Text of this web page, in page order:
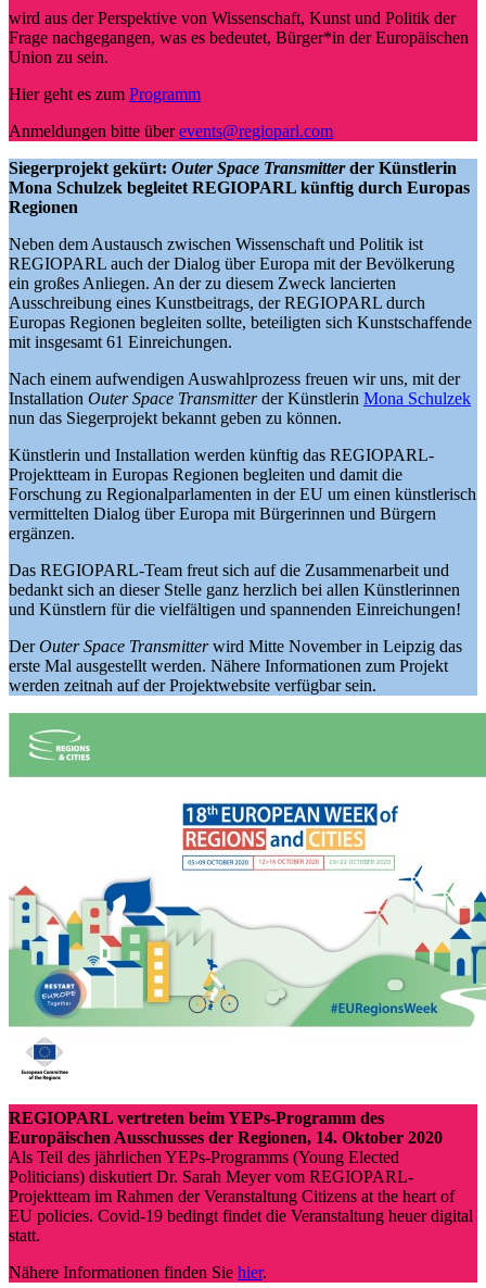
wird aus der Perspektive von Wissenschaft, Kunst und Politik der
Frage nachgegangen, was es bedeutet, Bürger*in der Europäischen
Union zu sein.
Hier geht es zum Programm
Anmeldungen bitte überevents@regioparl.com
Siegerprojekt gekürt: Outer Space Transmitterder Künstlerin
Mona Schulzek begleitet REGIOPARL künftig durch Europas
Regionen
Neben dem Austausch zwischen Wissenschaft und Politik ist
REGIOPARL auch der Dialog über Europa mit der Bevölkerung
ein großes Anliegen. An der zu diesem Zweck lancierten
Ausschreibung eines Kunstbeitrags, der REGIOPARL durch
Europas Regionen begleiten sollte, beteiligten sich Kunstschaffende
mit insgesamt 61 Einreichungen.
Nach einem aufwendigen Auswahlprozess freuen wir uns, mit der
Installation Outer Space Transmitterder Künstlerin Mona Schulzek
nun das Siegerprojekt bekannt geben zu können.
Künstlerin und Installation werden künftig das REGIOPARL-
Projektteam in Europas Regionen begleiten und damit die
Forschung zu Regionalparlamenten in der EU um einen künstlerisch
vermittelten Dialog über Europa mit Bürgerinnen und Bürgern
ergänzen.
Das REGIOPARL-Team freut sich auf die Zusammenarbeit und
bedankt sich an dieser Stelle ganz herzlich bei allen Künstlerinnen
und Künstlern für die vielfältigen und spannenden Einreichungen!
DerOuter Space Transmitterwird Mitte November in Leipzig das
erste Mal ausgestellt werden. Nähere Informationen zum Projekt
werden zeitnah auf der Projektwebsite verfügbar sein.
REGIOPARL vertreten beim YEPs-Programm des
Europäischen Ausschusses der Regionen, 14. Oktober 2020
Als Teil des jährlichen YEPs-Programms (Young Elected
Politicians) diskutiert Dr. Sarah Meyer vom REGIOPARL-
Projektteam im Rahmen der Veranstaltung Citizens at the heart of
EU policies. Covid-19 bedingt findet die Veranstaltung heuer digital
statt.
Nähere Informationen finden Sie hier.